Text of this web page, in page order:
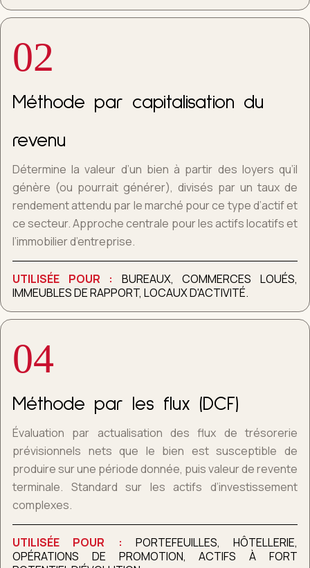
02
Méthode par capitalisation du
revenu
Détermine la valeur d’un bien à partir des loyers qu’il
génère (ou pourrait générer), divisés par un taux de
rendement attendu par le marché pour ce type d’actif et
ce secteur. Approche centrale pour les actifs locatifs et
l’immobilier d’entreprise.
UTILISÉE POUR :
BUREAUX, COMMERCES LOUÉS,
IMMEUBLES DE RAPPORT, LOCAUX D'ACTIVITÉ.
04
Méthode par les flux (DCF)
Évaluation par actualisation des flux de trésorerie
prévisionnels nets que le bien est susceptible de
produire sur une période donnée, puis valeur de revente
terminale. Standard sur les actifs d’investissement
complexes.
UTILISÉE POUR : PORTEFEUILLES, HÔTELLERIE,
OPÉRATIONS DE PROMOTION, ACTIFS À FORT